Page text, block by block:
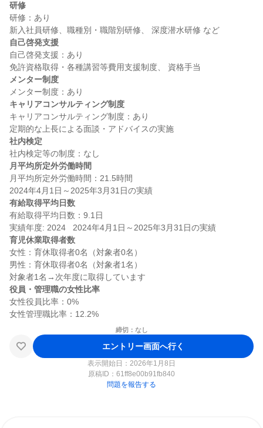
研修
研修：あり
自己啓発支援
自己啓発支援：あり
メンター制度
キャリアコンサルティング制度
キャリアコンサルティング制度：あり
社内検定
月平均所定外労働時間
月平均所定外労働時間：21.5時間
有給取得平均日数
有給取得平均日数：9.1日
育児休業取得者数
女性：育休取得者0名（対象者0名）
男性：育休取得者0名（対象者1名）
役員・管理職の女性比率
女性役員比率：0%
締切：なし
エントリー画面へ行く
表示開始日：2026年1月8日
原稿ID： 61ff8e00b91fb840
問題を報告する